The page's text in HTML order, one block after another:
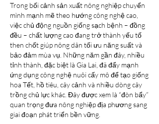
Trong bối cảnh sản xuất nông nghiệp chuyển
mình mạnh mẽ theo hướng công nghệ cao,
việc chủ động nguồn giống sạch bệnh – đồng
đều – chất lượng cao đang trở thành yếu tố
then chốt giúp nông dân tối ưu năng suất và
bảo đảm mùa vụ. Những năm gần đây, nhiều
tỉnh thành, đặc biệt là Gia Lai, đã đẩy mạnh
ứng dụng công nghệ nuôi cấy mô để tạo giống
hoa Tết, hồ tiêu, cây cảnh và nhiều dòng cây
trồng chủ lực khác. Đây được xem là “đòn bẩy”
quan trọng đưa nông nghiệp địa phương sang
giai đoạn phát triển bền vững.